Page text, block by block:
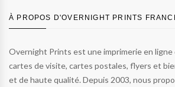
À PROPOS D'OVERNIGHT PRINTS
Overnight Prints est une imprimerie en
cartes de visite, cartes postales, flyers et
et de haute qualité. Depuis 2003, nous